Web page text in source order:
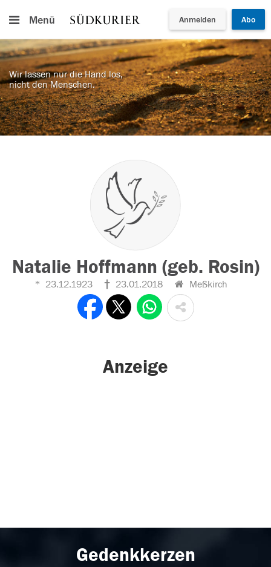
Menü Anmelden Abo
Wir lassen nur die Hand los,
nicht den Menschen.
Natalie Hoffmann (geb. Rosin)
23.12.1923 23.01.2018 Meßkirch
Anzeige
Gedenkkerzen